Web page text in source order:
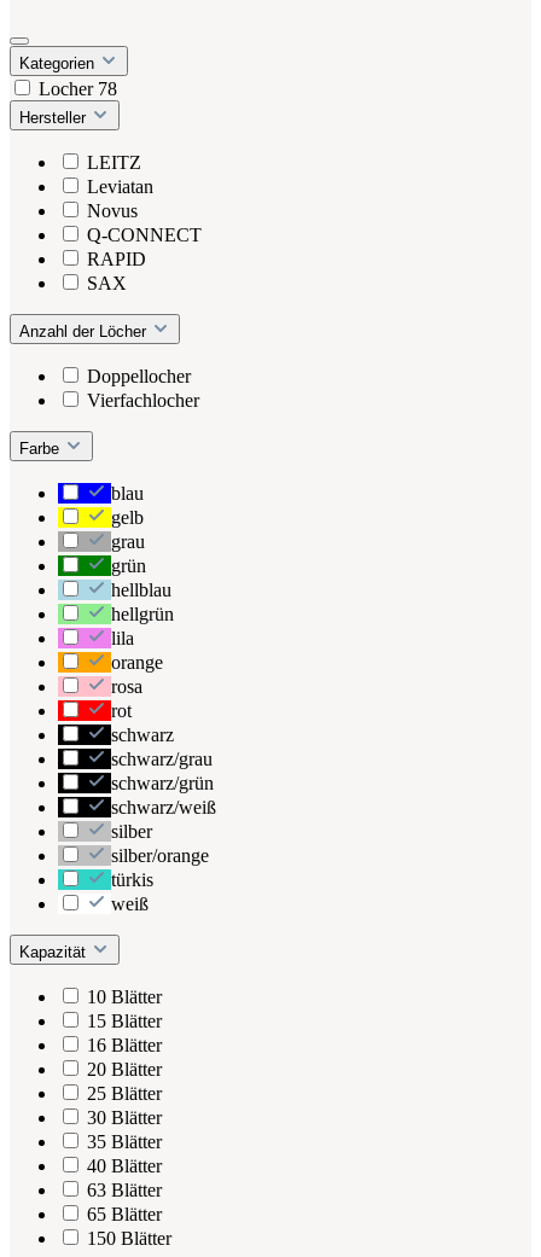
Kategorien
Locher 78
Hersteller
LEITZ
Leviatan
Novus
Q-CONNECT
RAPID
SAX
Anzahl der Löcher
Doppellocher
Vierfachlocher
Farbe
blau
gelb
grau
grün
hellblau
hellgrün
lila
orange
rosa
rot
schwarz
schwarz/grau
schwarz/grün
schwarz/weiß
silber
silber/orange
türkis
weiß
Kapazität
10 Blätter
15 Blätter
16 Blätter
20 Blätter
25 Blätter
30 Blätter
35 Blätter
40 Blätter
63 Blätter
65 Blätter
150 Blätter